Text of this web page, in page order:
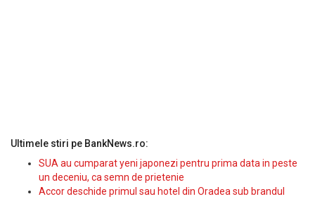
Ultimele stiri pe BankNews.ro:
SUA au cumparat yeni japonezi pentru prima data in peste
un deceniu, ca semn de prietenie
Accor deschide primul sau hotel din Oradea sub brandul